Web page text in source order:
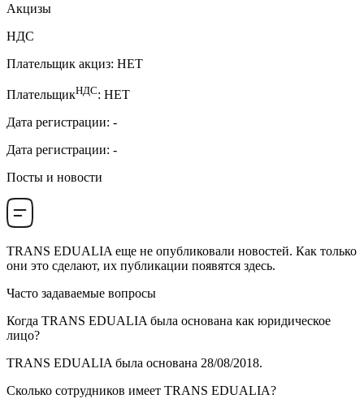
Акцизы
НДС
Плательщик акциз: НЕТ
ПлательщикНДС: НЕТ
Дата регистрации: -
Дата регистрации: -
Посты и новости
TRANS EDUALIA еще не опубликовали новостей. Как только
они это сделают, их публикации появятся здесь.
Часто задаваемые вопросы
Когда TRANS EDUALIA была основана как юридическое
лицо?
TRANS EDUALIA была основана 28/08/2018.
Сколько сотрудников имеет TRANS EDUALIA?